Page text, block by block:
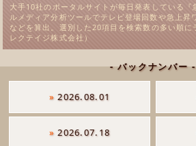
大手10社のポータルサイトが毎日発表している『
ルメディア分析ツールでテレビ登場回数や急上昇
などを算出。選別した20項目を検索数の多い順に
レクテイジ株式会社）
- バックナンバー -
» 2026.08.01
» 2026.07.18